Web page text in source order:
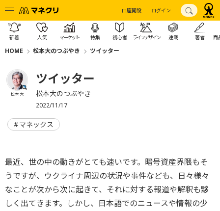
口座開設 ログイン
新着 人気 マーケット 特集 初心者 ライフデザイン 連載 著者 商
HOME 松本大のつぶやき ツイッター
松本 大
ツイッター
松本大のつぶやき
2022/11/17
マネックス
最近、世の中の動きがとても速いです。暗号資産界隈もそ
うですが、ウクライナ周辺の状況や事件なども、日々様々
なことが次から次に起きて、それに対する報道や解釈も夥
しく出てきます。しかし、日本語でのニュースや情報の少